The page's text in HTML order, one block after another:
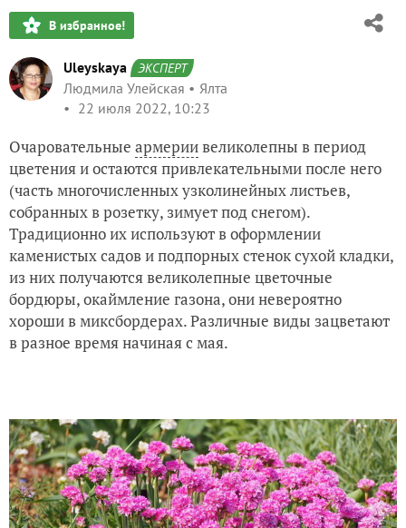
В избранное!
Uleyskaya ЭКСПЕРТ
Людмила Улейская
Ялта
22 июля 2022, 10:23
Очаровательные армериивеликолепны в период
цветения и остаются привлекательными после него
(часть многочисленных узколинейных листьев,
собранных в розетку, зимует под снегом).
Традиционно их используют в оформлении
каменистых садов и подпорных стенок сухой кладки,
из них получаются великолепные цветочные
бордюры, окаймление газона, они невероятно
хороши в миксбордерах. Различные виды зацветают
в разное время начиная с мая.